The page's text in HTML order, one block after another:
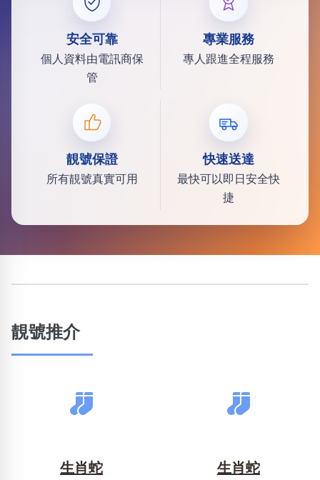
安全可靠
個人資料由電訊商保
管
專業服務
專人跟進全程服務
靚號保證
所有靚號真實可用
快速送達
最快可以即日安全快
捷
靚號推介
生肖蛇 生肖蛇